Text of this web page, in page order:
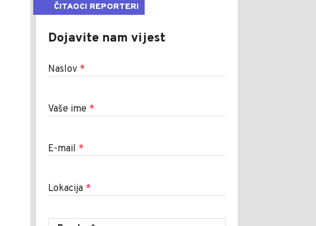
ČITAOCI REPORTERI
Dojavite nam vijest
Naslov *
Vaše ime *
E-mail *
Lokacija *